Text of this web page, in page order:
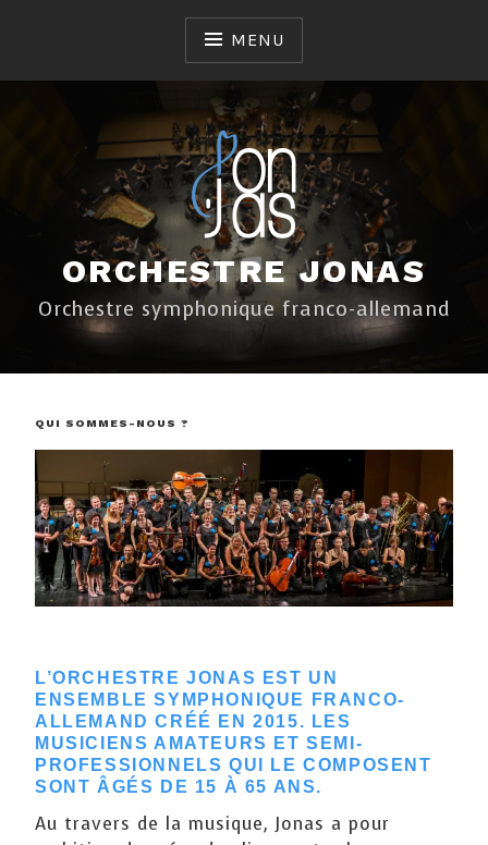
MENU
ORCHESTRE JONAS
Orchestre symphonique franco-allemand
QUI SOMMES-NOUS ?
L’ORCH ESTRE JONAS EST UN
ENSEMBLE SYMPHONIQUE FRANCO-
ALLEMAND CRÉÉ EN 2015. LES
MUSICIENS AMATEURS ET SEMI-
PROFESSIONNELS QUI LE COMPOSENT
SONT ÂGÉS DE 15 À 65 ANS.
Au travers de la musique, Jonas a pour